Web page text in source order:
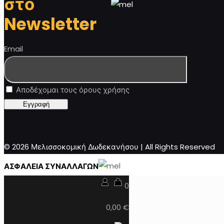
Newsletter
Email
Αποδέχομαι τους όρους χρήσης
© 2026 Μελισσοκομική Δωδεκανήσου | All Rights Reserved
ΑΣΦΑΛΕΙΑ ΣΥΝΑΛΛΑΓΩΝ
0
0,00 €